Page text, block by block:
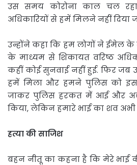
उस समय कोरोना काल चल रहा
अधिकारियों से हमें मिलने नहीं दिया
उन्होंने कहा कि हम लोगों ने ईमेल के
के माध्यम से शिकायत वरिष्ठ
कहीं कोई सुनवाई नहीं हुई. फिर जब
हमें मिला और हमने पुलिस को
जाकर पुलिस हरकत में आई और अब
किया, लेकिन हमारे भाई का शव
हत्या की साजिश
बहन नीतू का कहना है कि मेरे भाई